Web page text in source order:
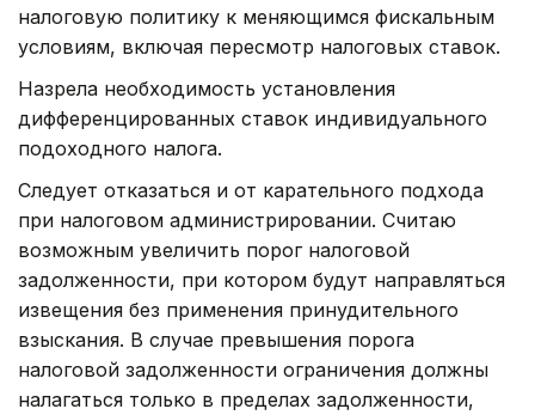
налоговую политику к меняющимся фискальным
условиям, включая пересмотр налоговых ставок.
Назрела необходимость установления
дифференцированных ставок индивидуального
подоходного налога.
Следует отказаться и от карательного подхода
при налоговом администрировании. Считаю
возможным увеличить порог налоговой
задолженности, при котором будут направляться
извещения без применения принудительного
взыскания. В случае превышения порога
налоговой задолженности ограничения должны
налагаться только в пределах задолженности,